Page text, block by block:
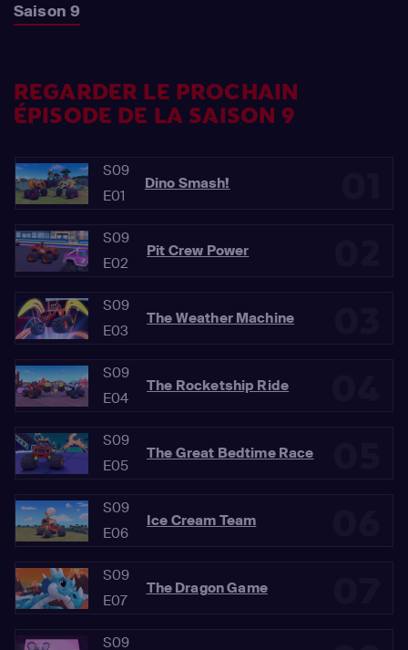
Saison 9
REGARDER LE PROCHAIN
ÉPISODE DE LA SAISON 9
S09
E01
Dino Smash!
S09
E02
Pit Crew Power
S09
E03
The Weather Machine
S09
E04
The Rocketship Ride
S09
E05
The Great Bedtime Race
S09
E06
Ice Cream Team
S09
E07
The Dragon Game
S09